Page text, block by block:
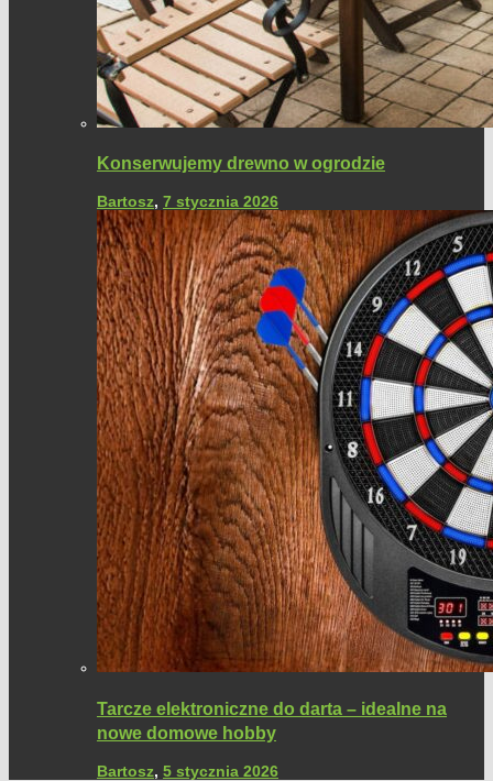
Konserwujemy drewno w ogrodzie
Bartosz, 7 stycznia 2026
Tarcze elektroniczne do darta – idealne na
nowe domowe hobby
Bartosz, 5 stycznia 2026